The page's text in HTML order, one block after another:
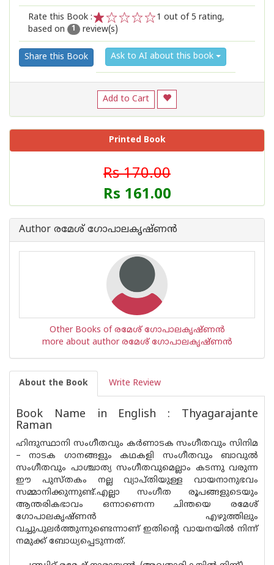
Rate this Book :
2
1
1 out of 5 rating,
based on
1 review(s)
Share this Book Ask to AI about this book
Add to Cart
Printed Book
Rs 170.00
Rs 161.00
Author രമേശ് ഗോപാലകൃഷ്ണന്‍
Other Books of രമേശ് ഗോപാലകൃഷ്ണന്‍
more about author രമേശ് ഗോപാലകൃഷ്ണന്‍
About the Book Write Review
Book Name in English : Thyagarajante
Raman
ഹിന്ദുസ്ഥാനി സംഗീതവും കർണാടക സംഗീതവും സിനിമ
– നാടക ഗാനങ്ങളും കഥകളി സംഗീതവും ബാവുൽ
സംഗീതവും പാശ്ചാത്യ സംഗീതവുമെല്ലാം കടന്നു വരുന്ന
ഈ പുസ്തകം നല്ല വ്യാപ്തിയുള്ള വായനാനുഭവം
സമ്മാനിക്കുന്നുണ്ട്.എല്ലാ സംഗീത രൂപങ്ങളുടെയും
ആന്തരികഭാവം ഒന്നാണെന്ന ചിന്തയെ രമേശ്
ഗോപാലകൃഷ്ണൻ എഴുത്തിലും
വച്ചുപുലർത്തുന്നുണ്ടെന്നാണ് ഇതിന്റെ വായനയിൽ നിന്ന്
നമുക്ക് ബോധ്യപ്പെടുന്നത്.